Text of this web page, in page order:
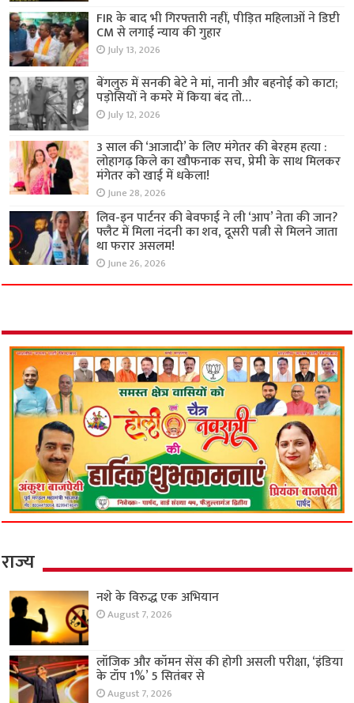
FIR के बाद भी गिरफ्तारी नहीं, पीड़ित महिलाओं ने डिप्टी
CM से लगाई न्याय की गुहार
July 13, 2026
बेंगलुरु में सनकी बेटे ने मां, नानी और बहनोई को काटा;
पड़ोसियों ने कमरे में किया बंद तो…
July 12, 2026
3 साल की ‘आजादी’ के लिए मंगेतर की बेरहम हत्या :
लोहागढ़ किले का खौफनाक सच, प्रेमी के साथ मिलकर
मंगेतर को खाई में धकेला!
June 28, 2026
लिव-इन पार्टनर की बेवफाई ने ली ‘आप’ नेता की जान?
फ्लैट में मिला नंदनी का शव, दूसरी पत्नी से मिलने जाता
था फरार असलम!
June 26, 2026
राज्य
नशे के विरुद्ध एक अभियान
August 7, 2026
लॉजिक और कॉमन सेंस की होगी असली परीक्षा, ‘इंडिया
के टॉप 1%’ 5 सितंबर से
August 7, 2026